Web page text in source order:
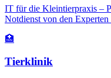
IT für die Kleintierpraxis –
Notdienst von den
🏥
Tierklinik